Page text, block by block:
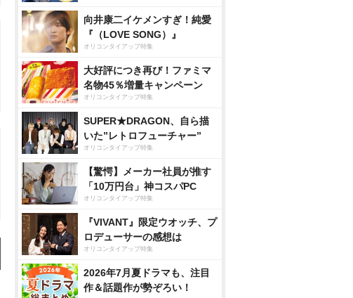
向井康二イケメンすぎ！純愛
『（LOVE SONG）』
オリコンタイアップ特集
大好評につき再び！ファミマ
名物45％増量キャンペーン
オリコンタイアップ特集
SUPER★DRAGON、自ら描
いた”レトロフューチャー”
オリコンタイアップ特集
【驚愕】メーカー社員が推す
「10万円台」神コスパPC
オリコンタイアップ特集
『VIVANT』限定ウオッチ、プ
ロデューサーの感想は
オリコンタイアップ特集
2026年7月夏ドラマも、注目
作＆話題作が勢ぞろい！